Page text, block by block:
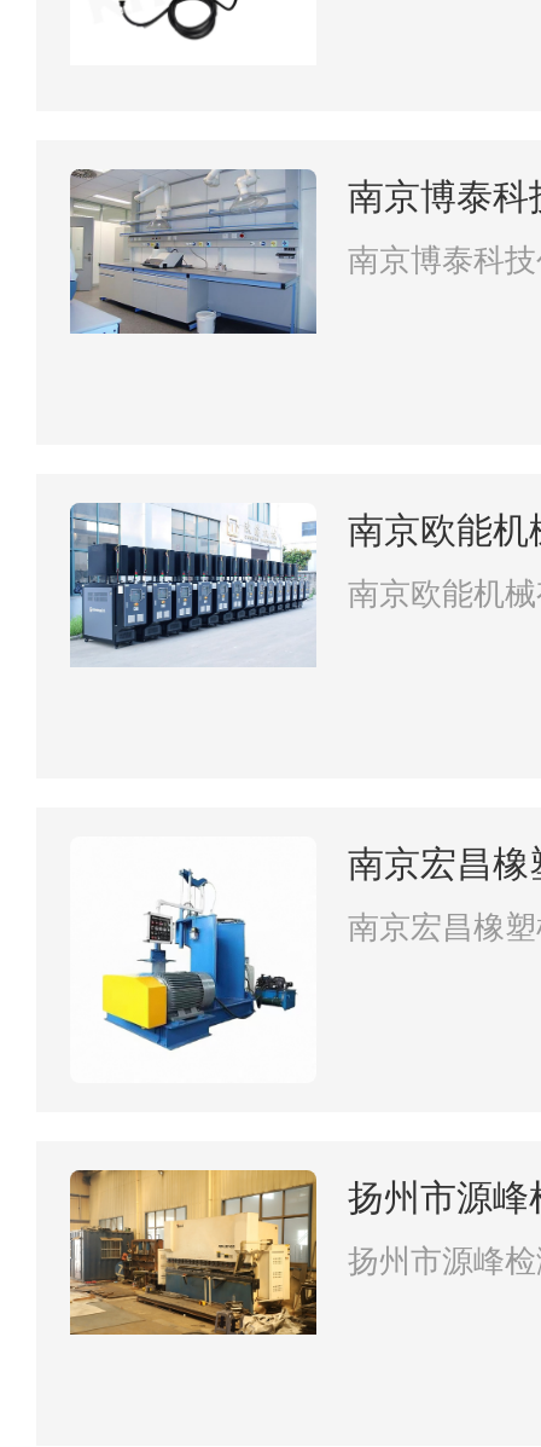
南京博泰科
司
南京博泰科
南京欧能机
南京欧能机
南京宏昌橡
南京宏昌橡
扬州市源峰
扬州市源峰